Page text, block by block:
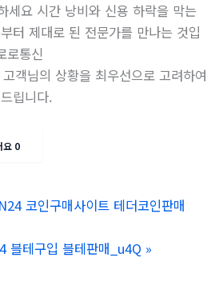
세요 시간 낭비와 신용 하락을 막는
터 제대로 된 전문가를 만나는 것입
통신
객님의 상황을 최우선으로 고려하여
립니다.
요 0
코인구매사이트 테더코인판매
블테구입 블테판매_u4Q »